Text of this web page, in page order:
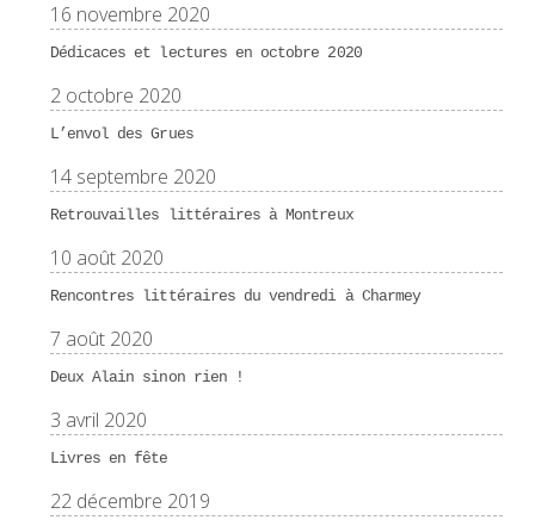
16 novembre 2020
Dédicaces et lectures en octobre 2020
2 octobre 2020
L’envol des Grues
14 septembre 2020
Retrouvailles littéraires à Montreux
10 août 2020
Rencontres littéraires du vendredi à Charmey
7 août 2020
Deux Alain sinon rien !
3 avril 2020
Livres en fête
22 décembre 2019